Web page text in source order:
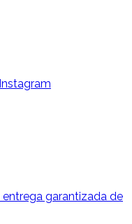
garantizada de